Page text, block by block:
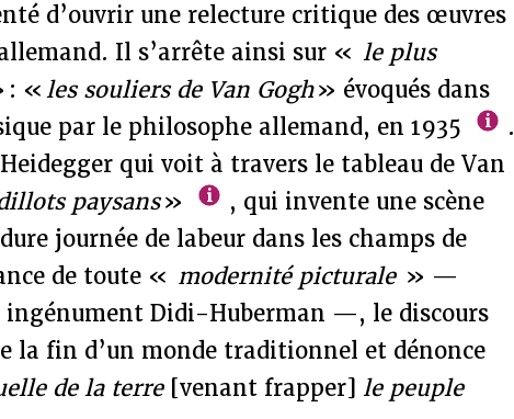
d’ouvrir une relecture critique des œuvres
Il s’arrête ainsi sur « le plus
: «les souliers de Van Gogh» évoqués dans
par le philosophe allemand, en 1935
.
qui voit à travers le tableau de Van
paysans»
, qui invente une scène
journée de labeur dans les champs de
de toute « modernité picturale » —
ingénument Didi-Huberman —, le discours
la fin d’un monde traditionnel et dénonce
de la terre [venant frapper] le peuple